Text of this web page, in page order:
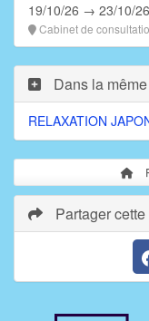
19/10/26 → 23/10/26
Cabinet de
Dans la
RELAXATION
Partager